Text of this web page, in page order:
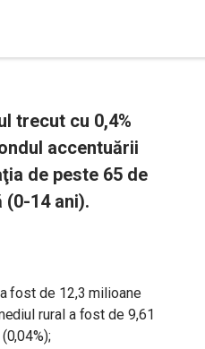
trecut cu 0,4%
accentuării
de peste 65 de
(0-14 ani).
fost de 12,3 milioane
rural a fost de 9,61